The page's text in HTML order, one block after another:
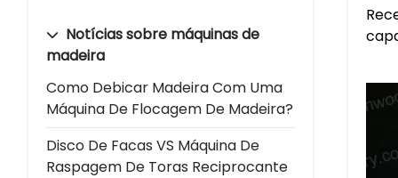
Notícias sobre máquinas de
madeira
Como Debicar Madeira Com Uma
Máquina De Flocagem De Madeira?
Disco De Facas VS Máquina De
Raspagem De Toras Reciprocante